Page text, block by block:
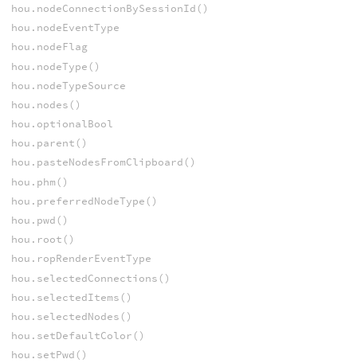
hou.nodeConnectionBySessionId()
hou.nodeEventType
hou.nodeFlag
hou.nodeType()
hou.nodeTypeSource
hou.nodes()
hou.optionalBool
hou.parent()
hou.pasteNodesFromClipboard()
hou.phm()
hou.preferredNodeType()
hou.pwd()
hou.root()
hou.ropRenderEventType
hou.selectedConnections()
hou.selectedItems()
hou.selectedNodes()
hou.setDefaultColor()
hou.setPwd()